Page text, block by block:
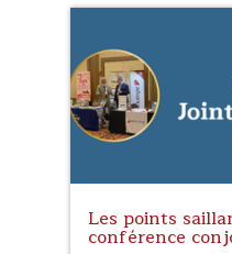
Les points
conférence